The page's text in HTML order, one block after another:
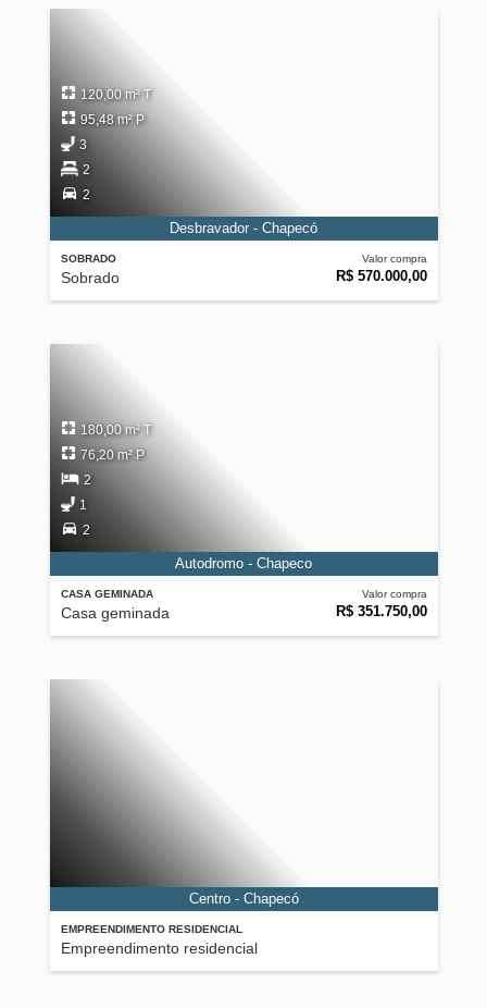
SOBRADO
Sobrado
Valor compra
R$ 570.000,00
120,00 m² T
95,48 m² P
3
2
2
Desbravador - Chapecó
CASA GEMINADA
Casa geminada
Valor compra
R$ 351.750,00
180,00 m² T
76,20 m² P
2
1
2
Autodromo - Chapeco
EMPREENDIMENTO RESIDENCIAL
Empreendimento residencial
Centro - Chapecó